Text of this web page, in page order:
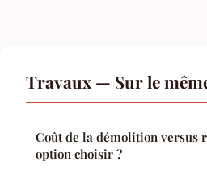
Travaux — Sur le
Coût de la démolition versus
option choisir ?